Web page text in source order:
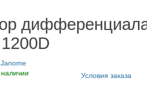
Janome
наличии Условия заказа